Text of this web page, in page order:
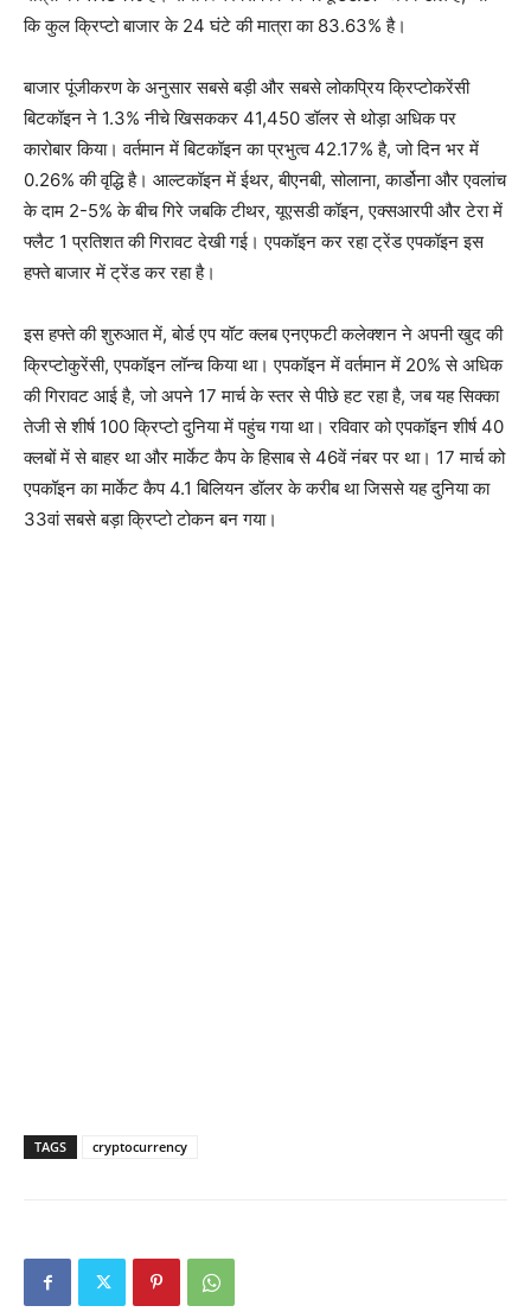
कि कुल क्रिप्टो बाजार के 24 घंटे की मात्रा का 83.63% है।
बाजार पूंजीकरण के अनुसार सबसे बड़ी और सबसे लोकप्रिय क्रिप्टोकरेंसी
बिटकॉइन ने 1.3% नीचे खिसककर 41,450 डॉलर से थोड़ा अधिक पर
कारोबार किया। वर्तमान में बिटकॉइन का प्रभुत्व 42.17% है, जो दिन भर में
0.26% की वृद्धि है। आल्टकॉइन में ईथर, बीएनबी, सोलाना, कार्डोना और एवलांच
के दाम 2-5% के बीच गिरे जबकि टीथर, यूएसडी कॉइन, एक्सआरपी और टेरा में
फ्लैट 1 प्रतिशत की गिरावट देखी गई। एपकॉइन कर रहा ट्रेंड एपकॉइन इस
हफ्ते बाजार में ट्रेंड कर रहा है।
इस हफ्ते की शुरुआत में, बोर्ड एप यॉट क्लब एनएफटी कलेक्शन ने अपनी खुद की
क्रिप्टोकुरेंसी, एपकॉइन लॉन्च किया था। एपकॉइन में वर्तमान में 20% से अधिक
की गिरावट आई है, जो अपने 17 मार्च के स्तर से पीछे हट रहा है, जब यह सिक्का
तेजी से शीर्ष 100 क्रिप्टो दुनिया में पहुंच गया था। रविवार को एपकॉइन शीर्ष 40
क्लबों में से बाहर था और मार्केट कैप के हिसाब से 46वें नंबर पर था। 17 मार्च को
एपकॉइन का मार्केट कैप 4.1 बिलियन डॉलर के करीब था जिससे यह दुनिया का
33वां सबसे बड़ा क्रिप्टो टोकन बन गया।
TAGS cryptocurrency